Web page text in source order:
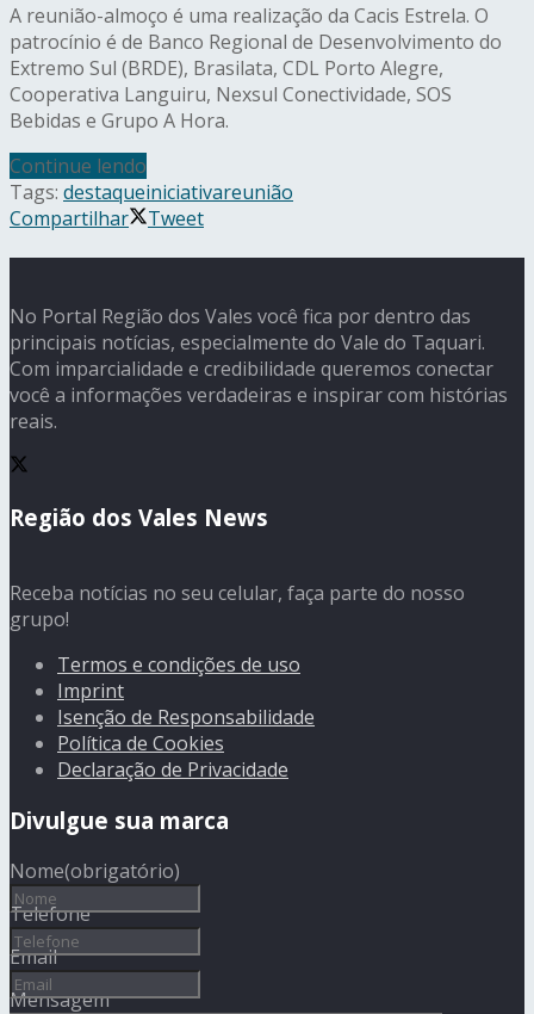
A reunião-almoço é uma realização da Cacis Estrela. O
patrocínio é de Banco Regional de Desenvolvimento do
Extremo Sul (BRDE), Brasilata, CDL Porto Alegre,
Cooperativa Languiru, Nexsul Conectividade, SOS
Bebidas e Grupo A Hora.
Continue lendo
Tags: destaqueiniciativareunião
Compartilhar
Tweet
No Portal Região dos Vales você fica por dentro das
principais notícias, especialmente do Vale do Taquari.
Com imparcialidade e credibilidade queremos conectar
você a informações verdadeiras e inspirar com histórias
reais.
Região dos Vales News
Receba notícias no seu celular, faça parte do nosso
grupo!
Termos e condições de uso
Imprint
Isenção de Responsabilidade
Política de Cookies
Declaração de Privacidade
Divulgue sua marca
Nome(obrigatório)
Telefone
Email
Mensagem